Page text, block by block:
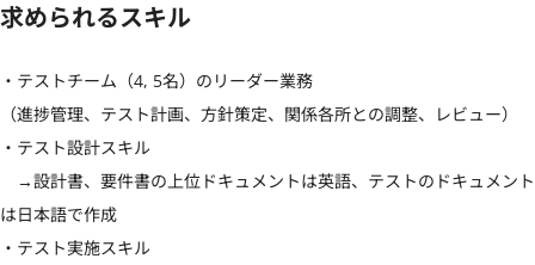
求められるスキル
・テストチーム（4, 5名）のリーダー業務
（進捗管理、テスト計画、方針策定、関係各所との調整、レビュー）
・テスト設計スキル
→設計書、要件書の上位ドキュメントは英語、テストのドキュメント
は日本語で作成
・テスト実施スキル